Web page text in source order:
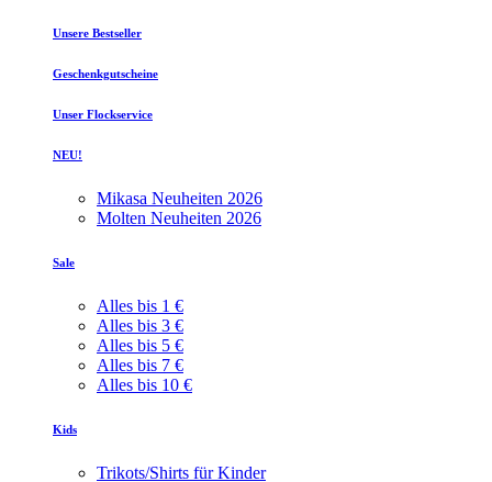
Unsere Bestseller
Geschenkgutscheine
Unser Flockservice
NEU!
Mikasa Neuheiten 2026
Molten Neuheiten 2026
Sale
Alles bis 1 €
Alles bis 3 €
Alles bis 5 €
Alles bis 7 €
Alles bis 10 €
Kids
Trikots/Shirts für Kinder